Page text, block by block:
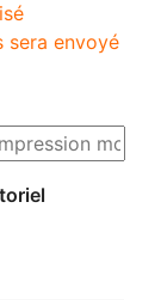
sera envoyé